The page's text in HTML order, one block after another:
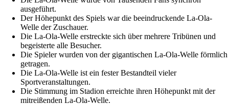
ausgeführt.
Der Höhepunkt des Spiels war die beeindruckende La-Ola-
Welle der Zuschauer.
Die La-Ola-Welle erstreckte sich über mehrere Tribünen und
begeisterte alle Besucher.
Die Spieler wurden von der gigantischen La-Ola-Welle förmlich
getragen.
Die La-Ola-Welle ist ein fester Bestandteil vieler
Sportveranstaltungen.
Die Stimmung im Stadion erreichte ihren Höhepunkt mit der
mitreißenden La-Ola-Welle.